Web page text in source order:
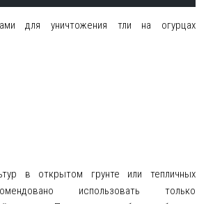
для уничтожения тли на огурцах
в открытом грунте или тепличных
использовать только